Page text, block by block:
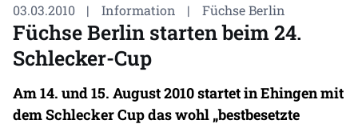
03.03.2010 | Information | Füchse Berlin
Füchse Berlin starten beim 24.
Schlecker-Cup
Am 14. und 15. August 2010 startet in Ehingen mit
dem Schlecker Cup das wohl „bestbesetzte